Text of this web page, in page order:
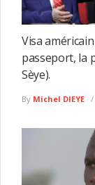
Visa
passeport, la
Sèye).
By Michel DIEYE